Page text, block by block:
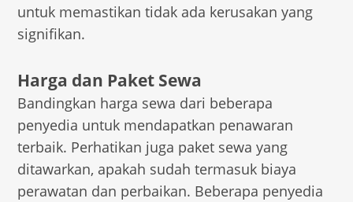
untuk memastikan tidak ada kerusakan yang
signifikan.
Harga dan Paket Sewa
Bandingkan harga sewa dari beberapa
penyedia untuk mendapatkan penawaran
terbaik. Perhatikan juga paket sewa yang
ditawarkan, apakah sudah termasuk biaya
perawatan dan perbaikan. Beberapa penyedia